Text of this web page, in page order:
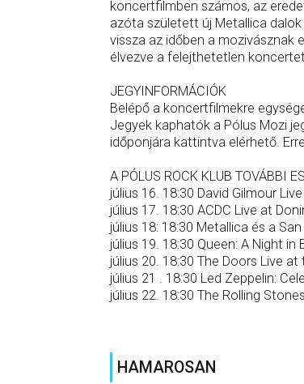
koncertfilmben számos, az
azóta született új Metallica
vissza az időben a mozivásznak
élvezve a felejthetetlen
JEGYINFORMÁCIÓK
Belépő a koncertfilmekre
Jegyek kaphatók a Pólus Mozi
időponjára kattintva elérhető.
A PÓLUS ROCK KLUB TOVÁBBI
július 16. 18:30 David Gilmour
július 17. 18:30 ACDC Live at
július 18: 18:30 Metallica és a
július 19. 18:30 Queen: A Night
július 20. 18:30 The Doors Live
július 21 . 18:30 Led Zeppelin:
július 22. 18:30 The Rolling
HAMAROSAN